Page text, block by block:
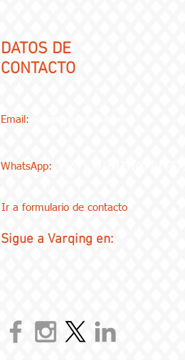
DATOS DE
CONTACTO
Email:
WhatsApp:
Ir a formulario de contacto
Sigue a Varqing en: